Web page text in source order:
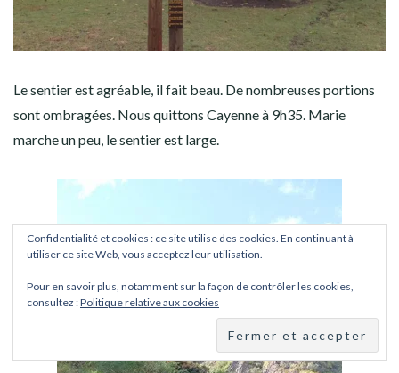
Le sentier est agréable, il fait beau. De nombreuses portions
sont ombragées. Nous quittons Cayenne à 9h35. Marie
marche un peu, le sentier est large.
Confidentialité et cookies : ce site utilise des cookies. En continuant à
utiliser ce site Web, vous acceptez leur utilisation.
Pour en savoir plus, notamment sur la façon de contrôler les cookies,
consultez :Politique relative aux cookies